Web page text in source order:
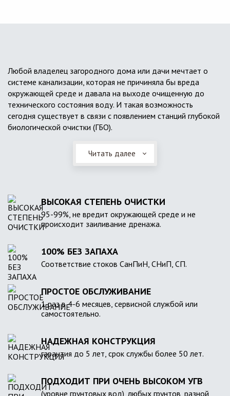
Любой владелец загородного дома или дачи мечтает о
системе канализации, которая не причиняла бы вреда
окружающей среде и давала на выходе очищенную до
технического состояния воду. И такая возможность
сегодня существует в связи с появлением станций глубокой
биологической очистки (ГБО).
Читать далее
ВЫСОКАЯ СТЕПЕНЬ ОЧИСТКИ
95-99%, не вредит окружающей среде и не
происходит заиливание дренажа.
100% БЕЗ ЗАПАХА
Соответствие стоков СанПиН, СНиП, СП.
ПРОСТОЕ ОБСЛУЖИВАНИЕ
1 раз в 4-6 месяцев, сервисной службой или
самостоятельно.
НАДЕЖНАЯ КОНСТРУКЦИЯ
гарантия до 5 лет, срок службы более 50 лет.
ПОДХОДИТ ПРИ ОЧЕНЬ ВЫСОКОМ УГВ
(уровне грунтовых вод), любых грунтов, разной